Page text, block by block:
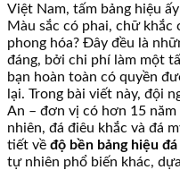
Việt Nam, tấm bảng hiệu
Màu sắc có phai, chữ khắc
phong hóa? Đây đều là
đáng, bởi chi phí làm một
bạn hoàn toàn có quyền
lại. Trong bài viết này, đội
An – đơn vị có hơn 15
nhiên, đá điêu khắc và đá
tiết về độ bền bảng hiệu
tự nhiên phổ biến khác,